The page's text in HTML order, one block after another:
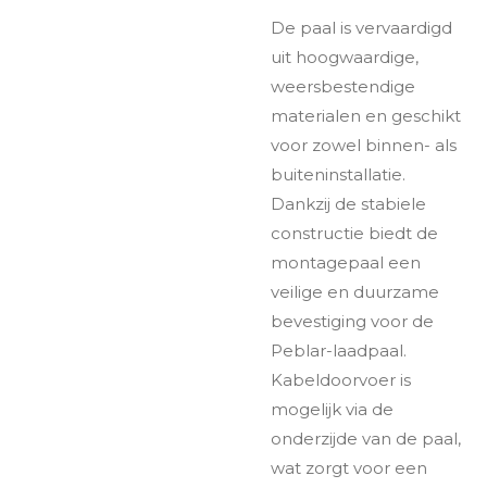
De paal is vervaardigd
uit hoogwaardige,
weersbestendige
materialen en geschikt
voor zowel binnen- als
buiteninstallatie.
Dankzij de stabiele
constructie biedt de
montagepaal een
veilige en duurzame
bevestiging voor de
Peblar-laadpaal.
Kabeldoorvoer is
mogelijk via de
onderzijde van de paal,
wat zorgt voor een